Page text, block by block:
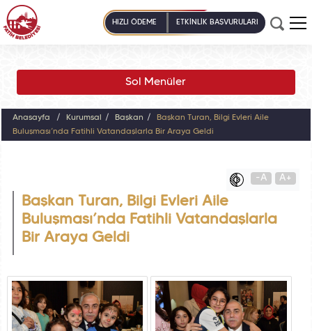
HIZLI ÖDEME ETKİNLİK BAŞVURULARI
Sol Menüler
Anasayfa Kurumsal Başkan
Başkan Turan, Bilgi Evleri Aile
Buluşması’nda Fatihli Vatandaşlarla Bir Araya Geldi
-A A+
Başkan Turan, Bilgi Evleri Aile
Buluşması’nda Fatihli Vatandaşlarla
Bir Araya Geldi